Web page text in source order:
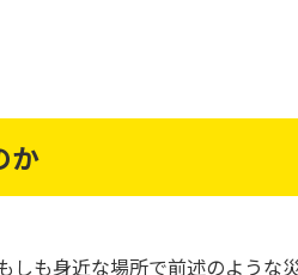
か
しも身近な場所で前述のような